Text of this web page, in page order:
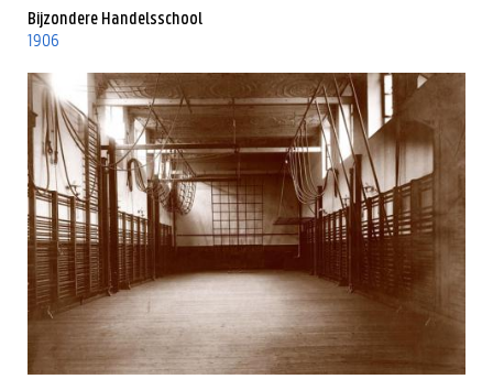
Bijzondere Handelsschool
1906